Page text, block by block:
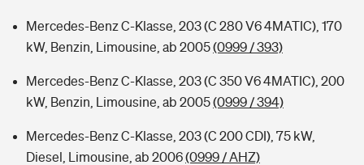
Mercedes-Benz C-Klasse, 203 (C 280 V6 4MATIC), 170
kW, Benzin, Limousine, ab 2005(0999 / 393)
Mercedes-Benz C-Klasse, 203 (C 350 V6 4MATIC), 200
kW, Benzin, Limousine, ab 2005(0999 / 394)
Mercedes-Benz C-Klasse, 203 (C 200 CDI), 75 kW,
Diesel, Limousine, ab 2006(0999 / AHZ)